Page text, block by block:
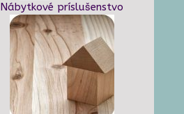
Nábytkové príslušenstvo